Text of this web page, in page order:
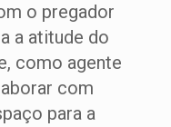
o pregador
a atitude do
como agente
com
para a